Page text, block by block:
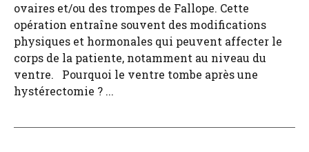
ovaires et/ou des trompes de Fallope. Cette
opération entraîne souvent des modifications
physiques et hormonales qui peuvent affecter le
corps de la patiente, notamment au niveau du
ventre. Pourquoi le ventre tombe après une
hystérectomie ? ...